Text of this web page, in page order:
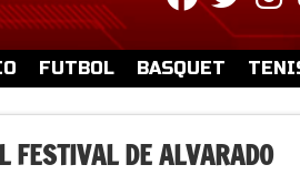
fa-
facebook
fa-
twitter
FUTBOL BASQUET
FESTIVAL DE ALVARADO